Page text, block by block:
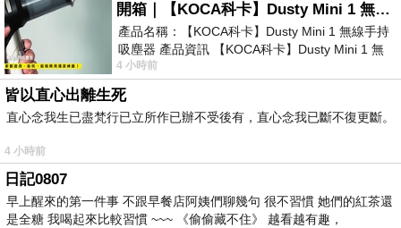
開箱｜【KOCA科卡】Dusty Mini 1 無線手持吸塵器
產品名稱：【KOCA科卡】Dusty Mini 1 無線手持
吸塵器 產品資訊 【KOCA科卡】Dusty Mini 1 無
線手持吸塵器評語： 能吸、能吹兼具兩
4 小時前
皆以直心出離生死
直心念我生已盡梵行已立所作已辦不受後有，直心念我已斷不復更斷。
4 小時前
日記0807
早上醒來的第一件事 不跟早餐店阿姨們聊幾句 很不習慣 她們的紅茶還
是全糖 我喝起來比較習慣 ~~~ 《偷偷藏不住》 越看越有趣，